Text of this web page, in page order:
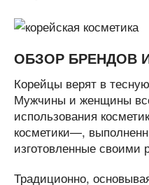
ОБЗОР БРЕНДОВ
Корейцы верят в
Мужчины и женщины
использования
косметики—,
изготовленные своими
Традиционно,